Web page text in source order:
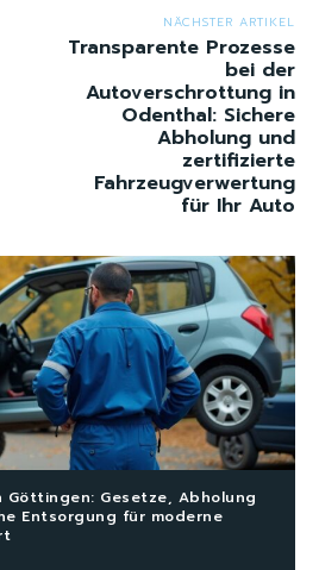
NÄCHSTER ARTIKEL
Transparente Prozesse
bei der
Autoverschrottung in
Odenthal: Sichere
Abholung und
zertifizierte
Fahrzeugverwertung
für Ihr Auto
Gesetze, Abholung
Entsorgung für moderne